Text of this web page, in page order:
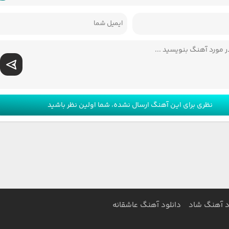
نظری برای این آهنگ ارسال نشده، شما اولین نظر باشید
آهنگ شاد دانلود آهنگ عاشقانه